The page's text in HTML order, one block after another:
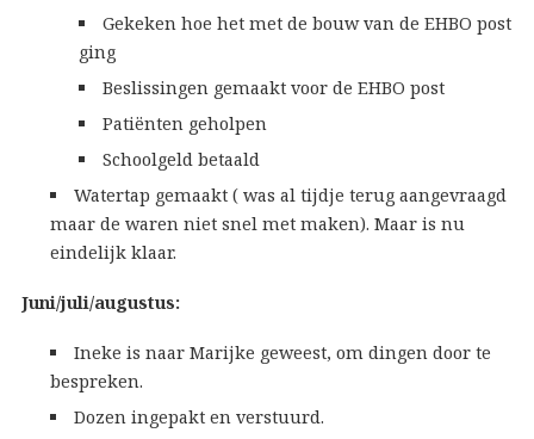
Gekeken hoe het met de bouw van de EHBO post
ging
Beslissingen gemaakt voor de EHBO post
Patiënten geholpen
Schoolgeld betaald
Watertap gemaakt ( was al tijdje terug aangevraagd
maar de waren niet snel met maken). Maar is nu
eindelijk klaar.
Juni/juli/augustus:
Ineke is naar Marijke geweest, om dingen door te
bespreken.
Dozen ingepakt en verstuurd.